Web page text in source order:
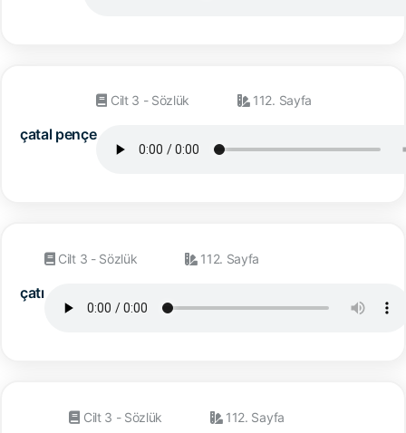
çatal pençe
Cilt 3 - Sözlük 112. Sayfa
çatı
Cilt 3 - Sözlük 112. Sayfa
Cilt 3 - Sözlük 112. Sayfa